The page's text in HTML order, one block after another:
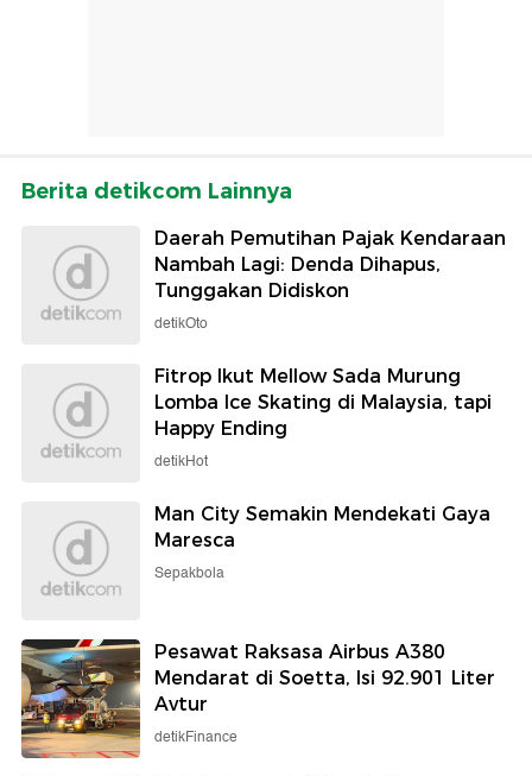
Berita detikcom Lainnya
Daerah Pemutihan Pajak Kendaraan
Nambah Lagi: Denda Dihapus,
Tunggakan Didiskon
detikOto
Fitrop Ikut Mellow Sada Murung
Lomba Ice Skating di Malaysia, tapi
Happy Ending
detikHot
Man City Semakin Mendekati Gaya
Maresca
Sepakbola
Pesawat Raksasa Airbus A380
Mendarat di Soetta, Isi 92.901 Liter
Avtur
detikFinance